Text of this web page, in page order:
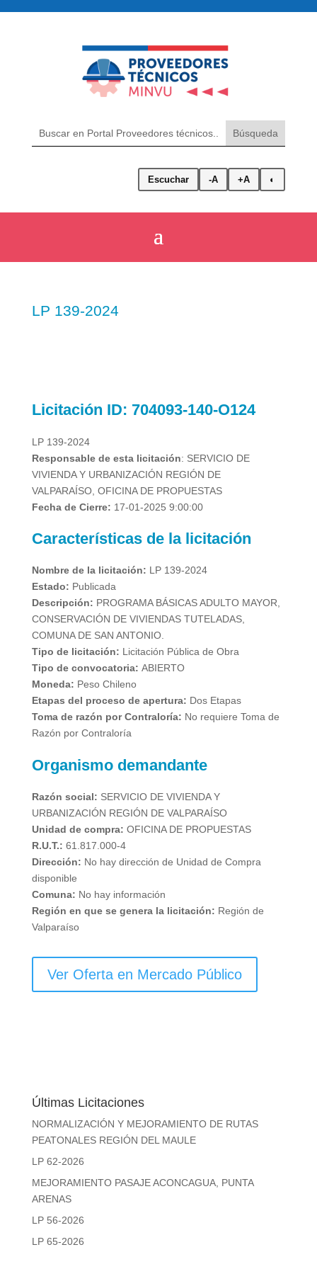
Escuchar -A +A ◐
LP 139-2024
Licitación ID: 704093-140-O124
LP 139-2024
Responsable de esta licitación: SERVICIO DE
VIVIENDA Y URBANIZACIÓN REGIÓN DE
VALPARAÍSO, OFICINA DE PROPUESTAS
Fecha de Cierre: 17-01-2025 9:00:00
Características de la licitación
Nombre de la licitación: LP 139-2024
Estado: Publicada
Descripción: PROGRAMA BÁSICAS ADULTO MAYOR,
CONSERVACIÓN DE VIVIENDAS TUTELADAS,
COMUNA DE SAN ANTONIO.
Tipo de licitación: Licitación Pública de Obra
Tipo de convocatoria: ABIERTO
Moneda: Peso Chileno
Etapas del proceso de apertura: Dos Etapas
Toma de razón por Contraloría: No requiere Toma de
Razón por Contraloría
Organismo demandante
Razón social: SERVICIO DE VIVIENDA Y
URBANIZACIÓN REGIÓN DE VALPARAÍSO
Unidad de compra: OFICINA DE PROPUESTAS
R.U.T.: 61.817.000-4
Dirección: No hay dirección de Unidad de Compra
disponible
Comuna: No hay información
Región en que se genera la licitación: Región de
Valparaíso
Ver Oferta en Mercado Público
Últimas Licitaciones
NORMALIZACIÓN Y MEJORAMIENTO DE RUTAS
PEATONALES REGIÓN DEL MAULE
LP 62-2026
MEJORAMIENTO PASAJE ACONCAGUA, PUNTA
ARENAS
LP 56-2026
LP 65-2026